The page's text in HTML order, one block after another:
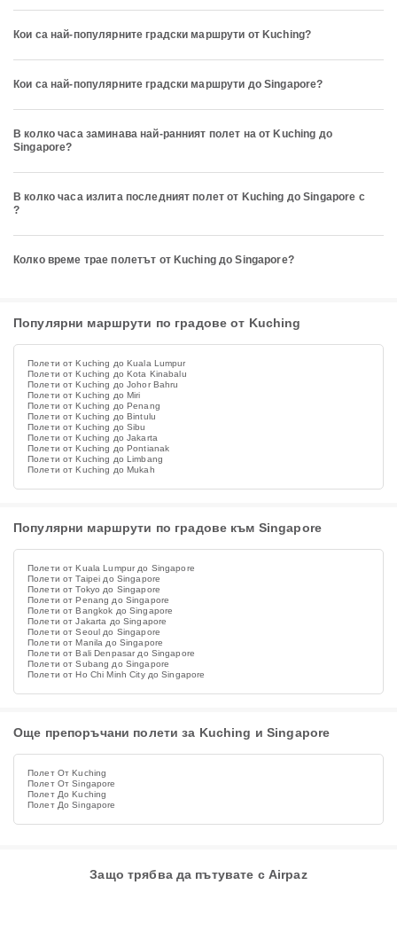
Кои са най-популярните градски маршрути от Kuching?
Кои са най-популярните градски маршрути до Singapore?
В колко часа заминава най-ранният полет на от Kuching до
Singapore?
В колко часа излита последният полет от Kuching до Singapore с
?
Колко време трае полетът от Kuching до Singapore?
Популярни маршрути по градове от Kuching
Полети от Kuching до Kuala Lumpur
Полети от Kuching до Kota Kinabalu
Полети от Kuching до Johor Bahru
Полети от Kuching до Miri
Полети от Kuching до Penang
Полети от Kuching до Bintulu
Полети от Kuching до Sibu
Полети от Kuching до Jakarta
Полети от Kuching до Pontianak
Полети от Kuching до Limbang
Полети от Kuching до Mukah
Популярни маршрути по градове към Singapore
Полети от Kuala Lumpur до Singapore
Полети от Taipei до Singapore
Полети от Tokyo до Singapore
Полети от Penang до Singapore
Полети от Bangkok до Singapore
Полети от Jakarta до Singapore
Полети от Seoul до Singapore
Полети от Manila до Singapore
Полети от Bali Denpasar до Singapore
Полети от Subang до Singapore
Полети от Ho Chi Minh City до Singapore
Още препоръчани полети за Kuching и Singapore
Полет От Kuching
Полет От Singapore
Полет До Kuching
Полет До Singapore
Защо трябва да пътувате с Airpaz